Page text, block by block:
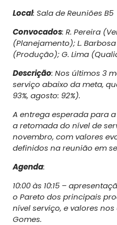
Local: Sala de Reuniões B5
Convocados: R. Pereira
(Planejamento); L.
(Produção); G. Lima
Descrição: Nos últimos 3
serviço abaixo da meta,
93%, agosto: 92%).
A entrega esperada para
a retomada do nível de
novembro, com valores
definidos na reunião em
Agenda:
10:00 às 10:15 –
o Pareto dos principais
nível serviço, e valores nos
Gomes.